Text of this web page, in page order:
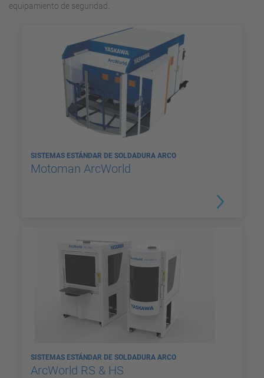
equipamiento de seguridad.
SISTEMAS ESTÁNDAR DE SOLDADURA ARCO
Motoman ArcWorld
SISTEMAS ESTÁNDAR DE SOLDADURA ARCO
ArcWorld RS & HS